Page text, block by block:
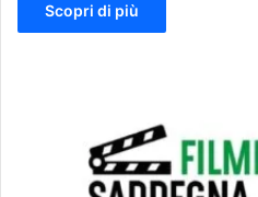
Scopri di più